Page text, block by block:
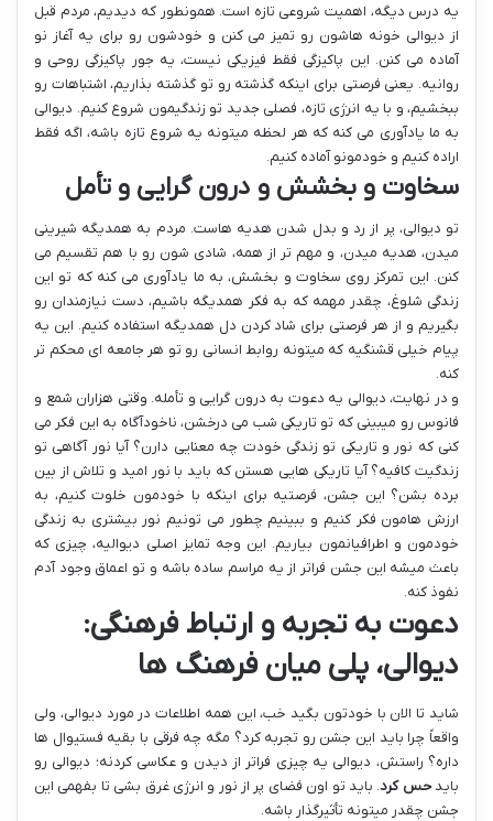
یه درس دیگه، اهمیت شروعی تازه است. همونطور که دیدیم، مردم قبل
از دیوالی خونه هاشون رو تمیز می کنن و خودشون رو برای یه آغاز نو
آماده می کنن. این پاکیزگی فقط فیزیکی نیست، یه جور پاکیزگی روحی و
روانیه. یعنی فرصتی برای اینکه گذشته رو تو گذشته بذاریم، اشتباهات رو
ببخشیم، و با یه انرژی تازه، فصلی جدید تو زندگیمون شروع کنیم. دیوالی
به ما یادآوری می کنه که هر لحظه میتونه یه شروع تازه باشه، اگه فقط
اراده کنیم و خودمونو آماده کنیم.
سخاوت و بخشش و درون گرایی و تأمل
تو دیوالی، پر از رد و بدل شدن هدیه هاست. مردم به همدیگه شیرینی
میدن، هدیه میدن، و مهم تر از همه، شادی شون رو با هم تقسیم می
کنن. این تمرکز روی سخاوت و بخشش، به ما یادآوری می کنه که تو این
زندگی شلوغ، چقدر مهمه که به فکر همدیگه باشیم، دست نیازمندان رو
بگیریم و از هر فرصتی برای شاد کردن دل همدیگه استفاده کنیم. این یه
پیام خیلی قشنگیه که میتونه روابط انسانی رو تو هر جامعه ای محکم تر
کنه.
و در نهایت، دیوالی یه دعوت به درون گرایی و تأمله. وقتی هزاران شمع و
فانوس رو میبینی که تو تاریکی شب می درخشن، ناخودآگاه به این فکر می
کنی که نور و تاریکی تو زندگی خودت چه معنایی دارن؟ آیا نور آگاهی تو
زندگیت کافیه؟ آیا تاریکی هایی هستن که باید با نور امید و تلاش از بین
برده بشن؟ این جشن، فرصتیه برای اینکه با خودمون خلوت کنیم، به
ارزش هامون فکر کنیم و ببینیم چطور می تونیم نور بیشتری به زندگی
خودمون و اطرافیانمون بیاریم. این وجه تمایز اصلی دیوالیه، چیزی که
باعث میشه این جشن فراتر از یه مراسم ساده باشه و تو اعماق وجود آدم
نفوذ کنه.
دعوت به تجربه و ارتباط فرهنگی:
دیوالی، پلی میان فرهنگ ها
شاید تا الان با خودتون بگید خب، این همه اطلاعات در مورد دیوالی، ولی
واقعاً چرا باید این جشن رو تجربه کرد؟ مگه چه فرقی با بقیه فستیوال ها
داره؟ راستش، دیوالی یه چیزی فراتر از دیدن و عکاسی کردنه؛ دیوالی رو
بایدحس کرد. باید تو اون فضای پر از نور و انرژی غرق بشی تا بفهمی این
جشن چقدر میتونه تأثیرگذار باشه.